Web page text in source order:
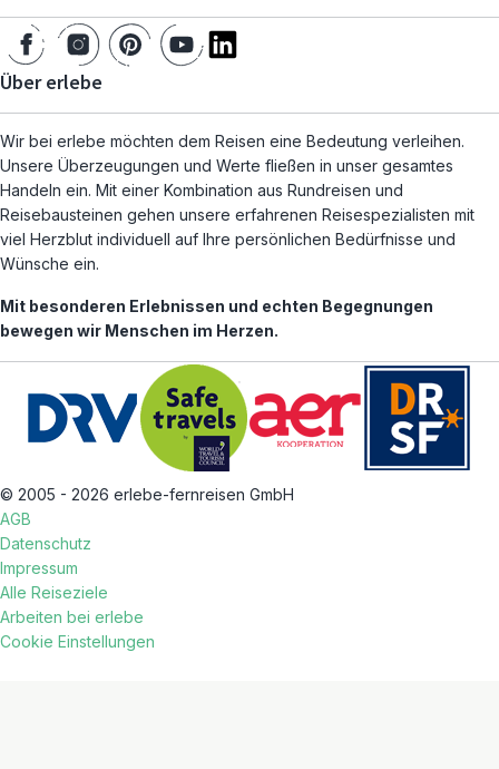
Über erlebe
Wir bei erlebe möchten dem Reisen eine Bedeutung verleihen.
Unsere Überzeugungen und Werte fließen in unser gesamtes
Handeln ein. Mit einer Kombination aus Rundreisen und
Reisebausteinen gehen unsere erfahrenen Reisespezialisten mit
viel Herzblut individuell auf Ihre persönlichen Bedürfnisse und
Wünsche ein.
Mit besonderen Erlebnissen und echten Begegnungen
bewegen wir Menschen im Herzen.
© 2005 - 2026 erlebe-fernreisen GmbH
AGB
Datenschutz
Impressum
Alle Reiseziele
Arbeiten bei erlebe
Cookie Einstellungen